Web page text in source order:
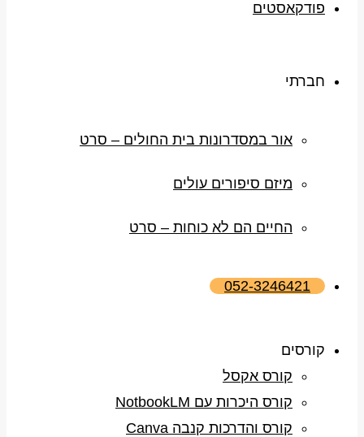
פודקאסטים
חברתי
אור במסדרונות בית החולים – סרט
מיזם סיפורים עולים
החיים הם לא כוחות – סרט
052-3246421
קורסים
קורס אקסל
קורס היכרות עם NotbookLM
קורס והדרכות קנבה Canva